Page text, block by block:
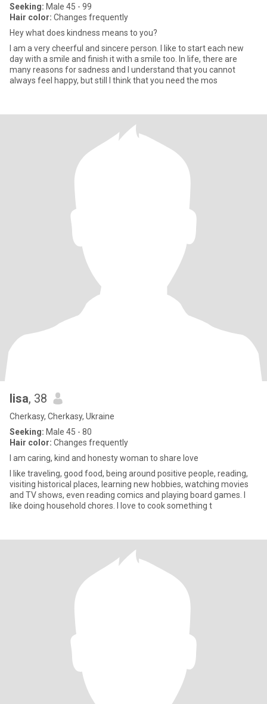
Seeking: Male 45 - 99
Hair color: Changes frequently
Hey what does kindness means to you?
I am a very cheerful and sincere person. I like to start each new
day with a smile and finish it with a smile too. In life, there are
many reasons for sadness and I understand that you cannot
always feel happy, but still I think that you need the mos
lisa, 38
Cherkasy, Cherkasy, Ukraine
Seeking: Male 45 - 80
Hair color: Changes frequently
I am caring, kind and honesty woman to share love
I like traveling, good food, being around positive people, reading,
visiting historical places, learning new hobbies, watching movies
and TV shows, even reading comics and playing board games. I
like doing household chores. I love to cook something t